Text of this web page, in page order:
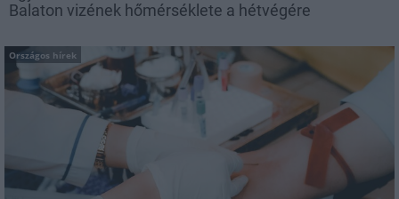
Balaton vizének hőmérséklete a hétvégére
Országos hírek